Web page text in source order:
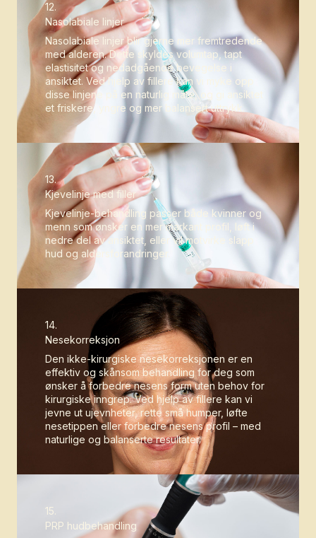
12.
Nasolabiale linjer
Nasolabiale linjer blir gjerne mer fremtredende
med alderen. Dette skyldes volumtap, tapt
elastisitet og nedadgående bevegelse i
ansiktet. Ved hjelp av fillere kan vi myke opp
disse linjene på en naturlig måte, og gi ansiktet
et friskere, yngre og mer balansert uttrykk.
13.
Kjevelinje med filler
Kjevelinje-behandling passer både kvinner og
menn som ønsker en mer markant profil, løft i
nedre del av ansiktet, eller vil motvirke slapp
hud og aldersforandringer.
14.
Nesekorreksjon
Den ikke-kirurgiske nesekorreksjonen er en
effektiv og skånsom behandling for deg som
ønsker å forbedre nesens form uten behov for
kirurgiske inngrep. Ved hjelp av fillere kan vi
jevne ut ujevnheter, rette små humper, løfte
nesetippen eller forbedre nesens profil – med
naturlige og balanserte resultater.
15.
PRP hudbehandling